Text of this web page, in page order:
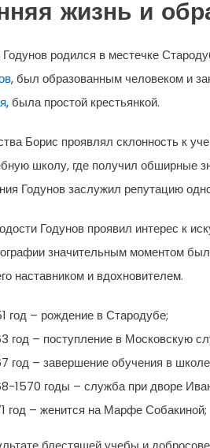
жизнь и
родился в местечке
, был образованным человеком и
, была простой крестьянкой.
Борис проявлял склонность к
школу, где получил обширные
Годунов заслужил репутацию
Годунов проявил интерес к
значительным моментом
наставником и вдохновителем.
год – рождение в Стародубе;
год – поступление в Московскую
год – завершение обучения в
1570 годы – служба при дворе
год – женится на Марфе Собакиной;